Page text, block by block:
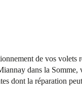
de vos
dans la
dont la réparation